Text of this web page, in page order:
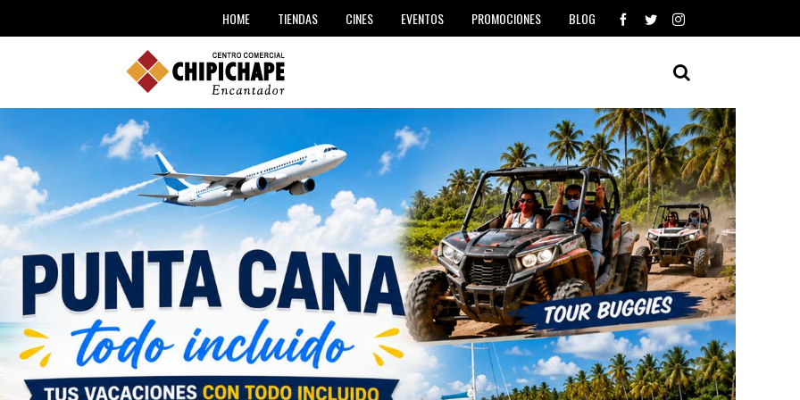
HOME TIENDAS CINES EVENTOS PROMOCIONES BLOG